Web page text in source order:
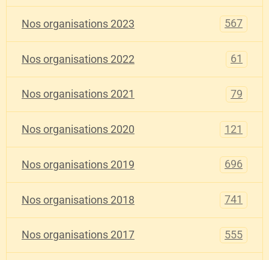
Nos organisations 2023 567
Nos organisations 2022 61
Nos organisations 2021 79
Nos organisations 2020 121
Nos organisations 2019 696
Nos organisations 2018 741
Nos organisations 2017 555